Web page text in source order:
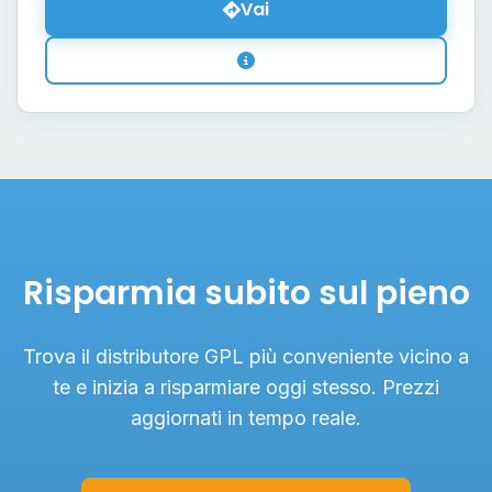
Vai
Risparmia subito sul pieno
Trova il distributore GPL più conveniente vicino a
te e inizia a risparmiare oggi stesso. Prezzi
aggiornati in tempo reale.